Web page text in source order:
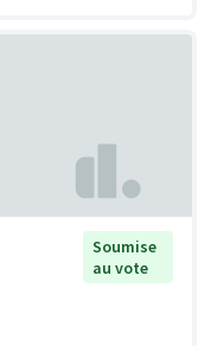
Soumise
au vote